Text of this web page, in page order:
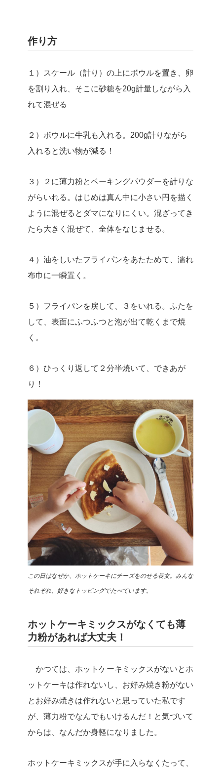
作り方
１）スケール（計り）の上にボウルを置き、卵
を割り入れ、そこに砂糖を20g計量しながら入
れて混ぜる
２）ボウルに牛乳も入れる。200g計りながら
入れると洗い物が減る！
３）２に薄力粉とベーキングパウダーを計りな
がらいれる。はじめは真ん中に小さい円を描く
ように混ぜるとダマになりにくい。混ざってき
たら大きく混ぜて、全体をなじませる。
４）油をしいたフライパンをあたためて、濡れ
布巾に一瞬置く。
５）フライパンを戻して、３をいれる。ふたを
して、表面にふつふつと泡が出て乾くまで焼
く。
６）ひっくり返して２分半焼いて、できあが
り！
この日はなぜか、ホットケーキにチーズをのせる長女。 みんな
それぞれ、好きなトッピングでたべています。
ホットケーキミックスがなくても薄
力粉があれば大丈夫！
かつては、ホットケーキミックスがないとホ
ットケーキは作れないし、お好み焼き粉がない
とお好み焼きは作れないと思っていた私です
が、薄力粉でなんでもいけるんだ！と気づいて
からは、なんだか身軽になりました。
ホットケーキミックスが手に入らなくたって、